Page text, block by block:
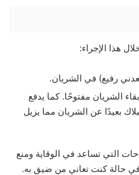
هذا الإجراء:
رفيع) في الشريان.
الشريان مفتوحًا. كما يدفع
بعيدًا عن الشريان مما يزيل
التي تساعد في الوقاية ومنع
في حالة كنت تعاني من ضيق به.